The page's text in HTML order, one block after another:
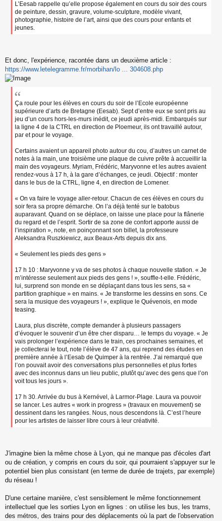
L’Eesab rappelle qu’elle propose également en cours du soir des cours
de peinture, dessin, gravure, volume-sculpture, modèle vivant,
photographie, histoire de l’art, ainsi que des cours pour enfants et
jeunes.
Et donc, l'expérience, racontée dans un deuxième article :
https://www.letelegramme.fr/morbihan/lo ... 304608.php
Ça roule pour les élèves en cours du soir de l’Ecole européenne
supérieure d’arts de Bretagne (Eesab). Sept d’entre eux se sont pris au
jeu d’un cours hors-les-murs inédit, ce jeudi après-midi. Embarqués sur
la ligne 4 de la CTRL en direction de Ploemeur, ils ont travaillé autour,
par et pour le voyage.
Certains avaient un appareil photo autour du cou, d’autres un carnet de
notes à la main, une troisième une plaque de cuivre prête à accueillir la
main des voyageurs. Myriam, Frédéric, Maryvonne et les autres avaient
rendez-vous à 17 h, à la gare d’échanges, ce jeudi. Objectif : monter
dans le bus de la CTRL, ligne 4, en direction de Lomener.
« On va faire le voyage aller-retour. Chacun de ces élèves en cours du
soir fera sa propre démarche. On l’a déjà tenté sur le batobus
auparavant. Quand on se déplace, on laisse une place pour la flânerie
du regard et de l’esprit. Sortir de sa zone de confort apporte aussi de
l’inspiration », note, en poinçonnant son billet, la professeure
Aleksandra Ruszkiewicz, aux Beaux-Arts depuis dix ans.
« Seulement les pieds des gens »
17 h 10 : Maryvonne y va de ses photos à chaque nouvelle station. « Je
m’intéresse seulement aux pieds des gens ! », souffle-t-elle. Frédéric,
lui, surprend son monde en se déplaçant dans tous les sens, sa «
partition graphique » en mains. « Je transforme les dessins en sons. Ce
sera la musique des voyageurs ! », explique le Quévenois, en mode
teasing.
Laura, plus discrète, compte demander à plusieurs passagers
d’évoquer le souvenir d’un être cher disparu… le temps du voyage. « Je
vais prolonger l’expérience dans le train, ces prochaines semaines, et
je collecterai le tout, note l’élève de 47 ans, qui reprend des études en
première année à l’Eesab de Quimper à la rentrée. J’ai remarqué que
l’on pouvait avoir des conversations plus personnelles et plus fortes
avec des inconnus dans un lieu public, plutôt qu’avec des gens que l’on
voit tous les jours ».
17 h 30. Arrivée du bus à Kernével, à Larmor-Plage. Laura va pouvoir
se lancer. Les autres « work in progress » (travaux en mouvement) se
dessinent dans les rangées. Nous, nous descendons là. C’est l’heure
pour les artistes de laisser libre cours à leur créativité.
J'imagine bien la même chose à Lyon, qui ne manque pas d'écoles d'art
ou de création, y compris en cours du soir, qui pourraient s'appuyer sur le
potentiel bien plus consistant (en terme de durée de trajets, par exemple)
du réseau !
D'une certaine manière, c'est sensiblement le même fonctionnement
intellectuel que les sorties Lyon en lignes : on utilise les bus, les trams,
des métros, des trains pour des déplacements où la part de l'observation